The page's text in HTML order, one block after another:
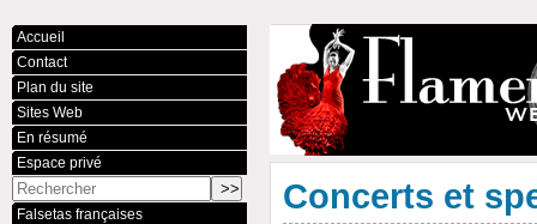
Concerts et
Accueil
Contact
Plan du site
Sites Web
En résumé
Espace privé
Falsetas françaises